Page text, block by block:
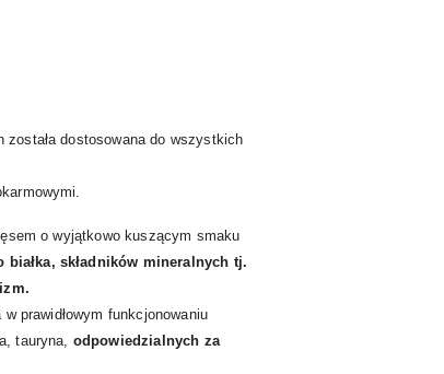
dostosowana do wszystkich
o wyjątkowo kuszącym smaku
białka, składników mineralnych tj.
prawidłowym funkcjonowaniu
tauryna, odpowiedzialnych za